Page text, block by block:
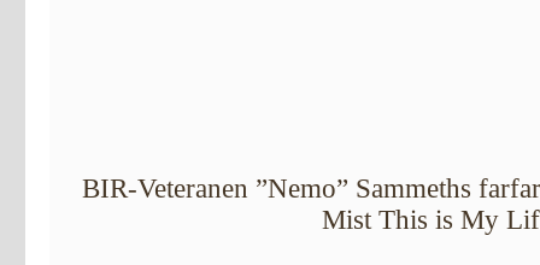
BIR-Veteranen ”Nemo” Sammeths
Mist This is My